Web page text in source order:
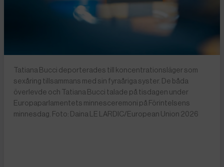
Tatiana Bucci deporterades till koncentrationsläger som
sexåring tillsammans med sin fyraåriga syster. De båda
överlevde och Tatiana Bucci talade på tisdagen under
Europaparlamentets minnesceremoni på Förintelsens
minnesdag. Foto: Daina LE LARDIC/European Union 2026